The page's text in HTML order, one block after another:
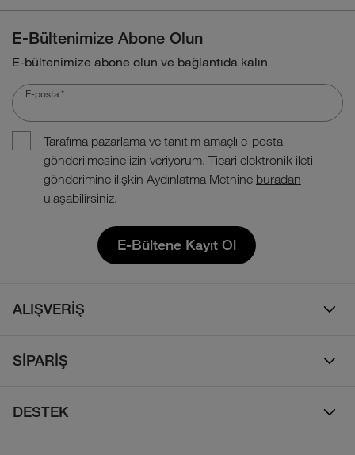
E-Bültenimize Abone Olun
E-bültenimize abone olun ve bağlantıda kalın
E-posta *
Tarafıma pazarlama ve tanıtım amaçlı e-posta
gönderilmesine izin veriyorum. Ticari elektronik ileti
gönderimine ilişkin Aydınlatma Metnine buradan
ulaşabilirsiniz.
E-Bültene Kayıt Ol
ALIŞVERİŞ
Çocuk
SİPARİŞ
DESTEK